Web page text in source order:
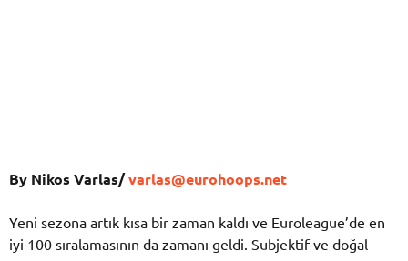
By Nikos Varlas/varlas@eurohoops.net
Yeni sezona artık kısa bir zaman kaldı ve Euroleague’de en
iyi 100 sıralamasının da zamanı geldi. Subjektif ve doğal